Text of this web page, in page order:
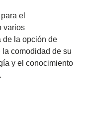
el
varios
de la opción de
comodidad de su
y el conocimiento